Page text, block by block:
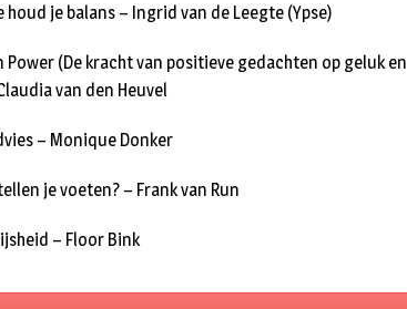
houd je balans – Ingrid van de Leegte (Ypse)
Power (De kracht van positieve gedachten op geluk en
van den Heuvel
– Monique Donker
je voeten? – Frank van Run
– Floor Bink